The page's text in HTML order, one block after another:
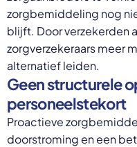
zorgbemiddeling nog
blijft. Door verzekerden
zorgverzekeraars meer
alternatief leiden.
Geen structurele
personeelstekort
Proactieve
doorstroming en een